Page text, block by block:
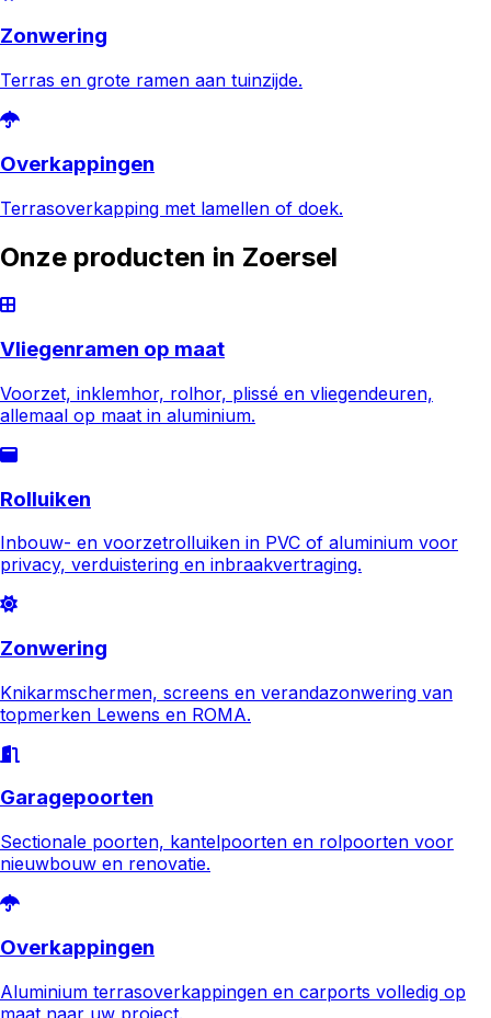
Zonwering
Terras en grote ramen aan tuinzijde.
Overkappingen
Terrasoverkapping met lamellen of doek.
Onze producten in Zoersel
Vliegenramen op maat
Voorzet, inklemhor, rolhor, plissé en vliegendeuren,
allemaal op maat in aluminium.
Rolluiken
Inbouw- en voorzetrolluiken in PVC of aluminium voor
privacy, verduistering en inbraakvertraging.
Zonwering
Knikarmschermen, screens en verandazonwering van
topmerken Lewens en ROMA.
Garagepoorten
Sectionale poorten, kantelpoorten en rolpoorten voor
nieuwbouw en renovatie.
Overkappingen
Aluminium terrasoverkappingen en carports volledig op
maat naar uw project.